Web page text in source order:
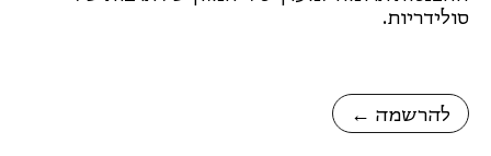
סולידריות.
← להרשמה